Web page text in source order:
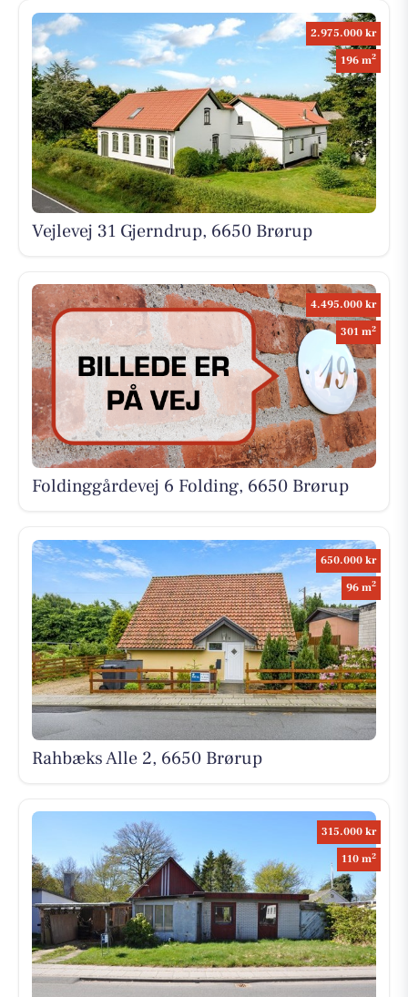
2.975.000 kr
196 m2
Vejlevej 31 Gjerndrup, 6650 Brørup
4.495.000 kr
301 m2
Foldinggårdevej 6 Folding, 6650 Brørup
650.000 kr
96 m2
Rahbæks Alle 2, 6650 Brørup
315.000 kr
110 m2